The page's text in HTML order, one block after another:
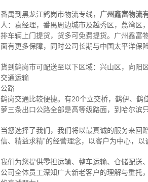
番禺到黑龙江鹤岗市物流专线， 广州鑫富物流
人：袁经理，番禺周边城市及越秀区，荔湾区
排车辆上门提货，货多可免费提货。广州鑫富
面有更多保障，同时公司长期与中国太平洋保
货到鹤岗市可配送至以下区域：兴山区，向阳
交通运输
公路
鹤岗交通比较便捷。有20个立交桥，鹤伊、鹤
萝三条出口公路全部是高等级路面，到哈尔滨
当您选择了我们，我们将以最真诚的服务来回
信、精益求精”的经营理念，以客户为中心，
我们为您提供零担运输、整车运输、仓储配送
公司全体员工深知广大新老客户的理解与重托